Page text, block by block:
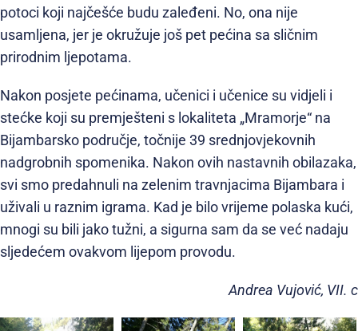
potoci koji najčešće budu zaleđeni. No, ona nije
usamljena, jer je okružuje još pet pećina sa sličnim
prirodnim ljepotama.
Nakon posjete pećinama, učenici i učenice su vidjeli i
stećke koji su premješteni s lokaliteta „Mramorje“ na
Bijambarsko područje, točnije 39 srednjovjekovnih
nadgrobnih spomenika. Nakon ovih nastavnih obilazaka,
svi smo predahnuli na zelenim travnjacima Bijambara i
uživali u raznim igrama. Kad je bilo vrijeme polaska kući,
mnogi su bili jako tužni, a sigurna sam da se već nadaju
sljedećem ovakvom lijepom provodu.
Andrea Vujović, VII. c